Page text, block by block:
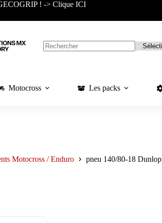
! -> Clique ICI
Motocross Les packs
Motocross / Enduro pneu 140/80-18 Dunlop